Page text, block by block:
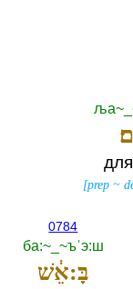
[prep ~
0784
ба:~_~ъˈэ:ш
בָּ:אֵ֔שׁ